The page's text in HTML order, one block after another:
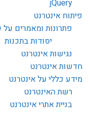
jQuery
פיתוח אינטרנט
פתרונות ומאמרים על
יסודות בתכנות
נגישות אינטרנט
חדשות אינטרנט
מידע כללי על אינטרנט
רשת האינטרנט
בניית אתרי אינטרנט